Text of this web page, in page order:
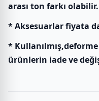
arası ton farkı olabilir.
* Aksesuarlar fiyata
*
ürünlerin iade ve